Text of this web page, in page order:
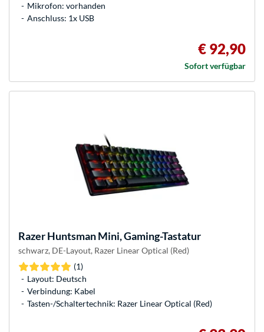
Mikrofon: vorhanden
Anschluss: 1x USB
€ 92,90
Sofort verfügbar
RazerHuntsman Mini, Gaming-Tastatur
schwarz, DE-Layout, Razer Linear Optical (Red)
(1)
Layout: Deutsch
Verbindung: Kabel
Tasten-/Schaltertechnik: Razer Linear Optical (Red)